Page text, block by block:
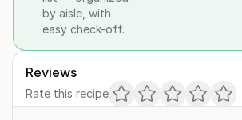
by aisle, with
easy check-off.
Reviews
Rate this recipe